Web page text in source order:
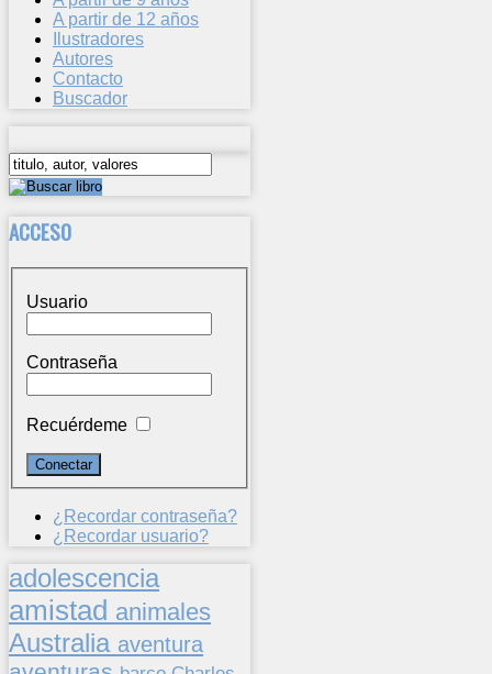
A partir de 12 años
Ilustradores
Autores
Contacto
Buscador
ACCESO
Usuario
Contraseña
Recuérdeme
¿Recordar contraseña?
¿Recordar usuario?
adolescencia
amistad animales
Australia aventura